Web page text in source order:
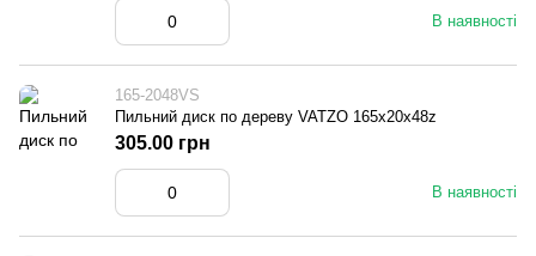
В наявності
165-2048VS
Пильний диск по дереву VATZO 165x20x48z
В наявності
305.00 грн